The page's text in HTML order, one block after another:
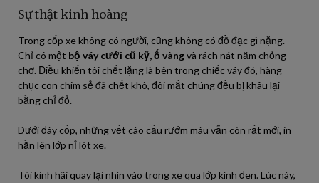
Sự thật kinh hoàng
Trong cốp xe không có người, cũng không có đồ đạc gì nặng.
Chỉ có một bộ váy cưới cũ kỹ, ố vàngvà rách nát nằm chỏng
chơ. Điều khiến tôi chết lặng là bên trong chiếc váy đó, hàng
chục con chim sẻ đã chết khô, đôi mắt chúng đều bị khâu lại
bằng chỉ đỏ.
Dưới đáy cốp, những vết cào cấu rướm máu vẫn còn rất mới, in
hằn lên lớp nỉ lót xe.
Tôi kinh hãi quay lại nhìn vào trong xe qua lớp kính đen. Lúc này,